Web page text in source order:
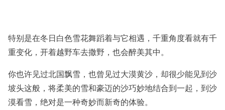
特别是在冬日白色雪花舞蹈着与它相遇，千重角度看就有千
重变化，开着越野车去撒野，也会醉美其中。
你也许见过北国飘雪，也曾见过大漠黄沙，却很少能见到沙
坡头这般，将柔美的雪和豪迈的沙巧妙地结合到一起，到沙
漠看雪，绝对是一种奇妙而新奇的体验。